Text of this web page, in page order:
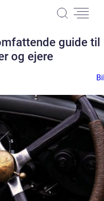
guide til
og ejere